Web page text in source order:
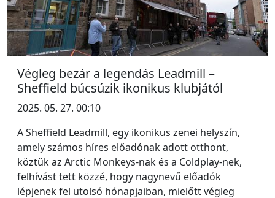
Végleg bezár a legendás Leadmill –
Sheffield búcsúzik ikonikus klubjától
2025. 05. 27. 00:10
A Sheffield Leadmill, egy ikonikus zenei helyszín,
amely számos híres előadónak adott otthont,
köztük az Arctic Monkeys-nak és a Coldplay-nek,
felhívást tett közzé, hogy nagynevű előadók
lépjenek fel utolsó hónapjaiban, mielőtt végleg